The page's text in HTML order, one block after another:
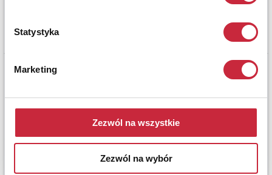
Statystyka
Marketing
Zezwól na wszystkie
Zezwól na wybór